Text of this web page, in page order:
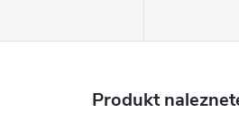
Produkt